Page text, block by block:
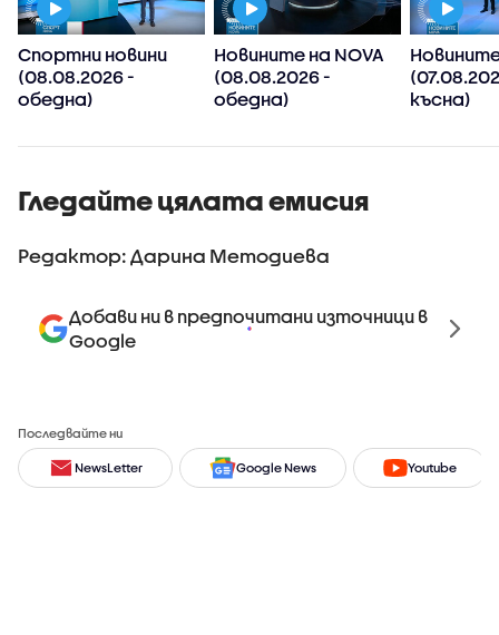
Спортни новини
(08.08.2026 -
обедна)
Новините на NOVA
(08.08.2026 -
обедна)
късна)
Гледайте цялата емисия
Редактор: Дарина Методиева
Добави ни в предпочитани източници в
Google
Последвайте ни
NewsLetter Google News Youtube